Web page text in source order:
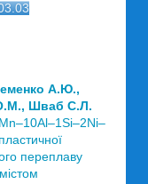
А.Ю.,
Шваб С.Л.
переплаву